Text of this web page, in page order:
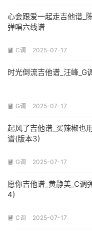
心会跟爱一起走吉他谱_
弹唱六线谱
 C调 2025-07-17
时光倒流吉他谱_汪峰_G
 G调 2025-07-17
起风了吉他谱_买辣椒也
谱(版本3)
 G调 2025-07-17
愿你吉他谱_黄静美_C调
4)
 C调 2025-07-17